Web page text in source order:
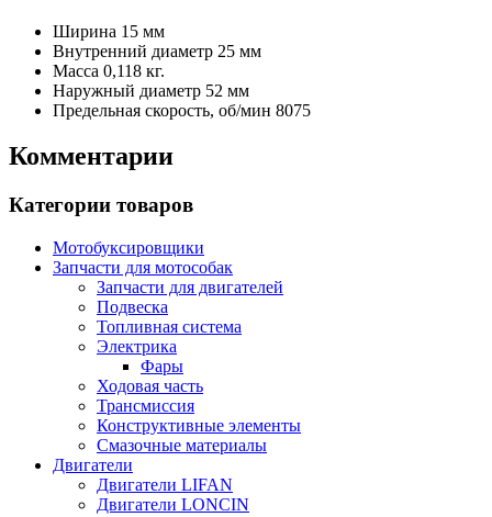
Ширина 15 мм
Внутренний диаметр 25 мм
Масса 0,118 кг.
Наружный диаметр 52 мм
Предельная скорость, об/мин 8075
Комментарии
Категории товаров
Мотобуксировщики
Запчасти для мотособак
Запчасти для двигателей
Подвеска
Топливная система
Электрика
Фары
Ходовая часть
Трансмиссия
Конструктивные элементы
Смазочные материалы
Двигатели
Двигатели LIFAN
Двигатели LONCIN